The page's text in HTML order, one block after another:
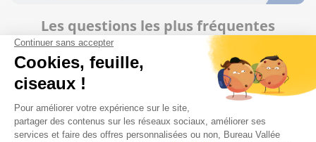
Les questions les plus fréquentes
Proposez-vous un service d'impression à
Auxerre ?
Est-il possible de faire des photocopies en
magasin ?